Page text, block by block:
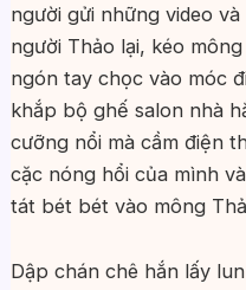
người gửi những video
người Thảo lại, kéo
ngón tay chọc vào móc
khắp bộ ghế salon nhà
cưỡng nổi mà cầm điện
cặc nóng hổi của mình
tát bét bét vào mông
Dập chán chê hắn lấy